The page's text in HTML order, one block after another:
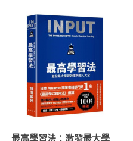
最高學習法：激發最大學